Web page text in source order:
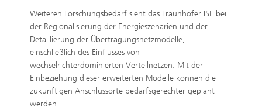
Weiteren Forschungsbedarf sieht das Fraunhofer ISE bei
der Regionalisierung der Energieszenarien und der
Detaillierung der Übertragungsnetzmodelle,
einschließlich des Einflusses von
wechselrichterdominierten Verteilnetzen. Mit der
Einbeziehung dieser erweiterten Modelle können die
zukünftigen Anschlussorte bedarfsgerechter geplant
werden.